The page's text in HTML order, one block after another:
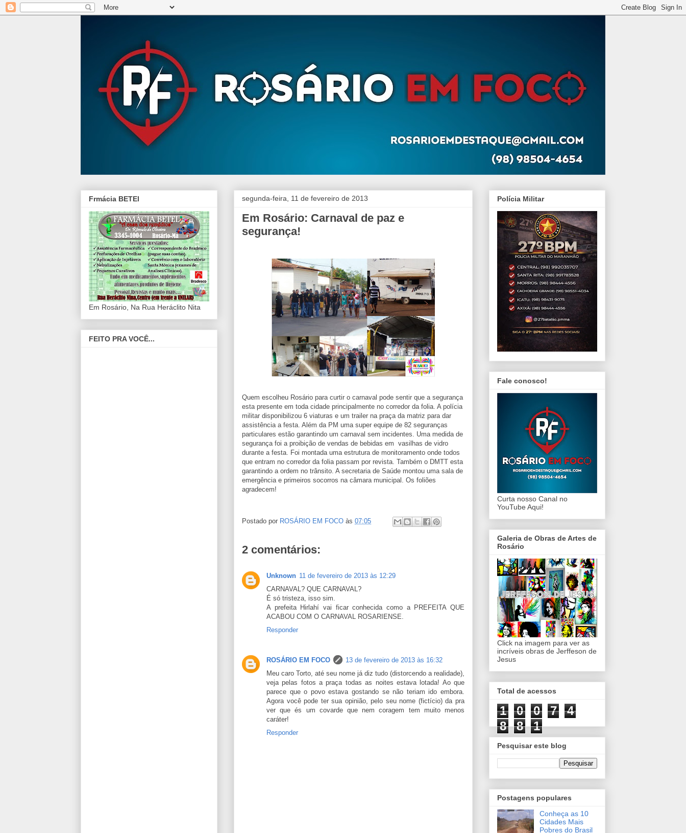
segunda-feira, 11 de fevereiro de 2013
Em Rosário: Carnaval de paz e
segurança!
Quem escolheu Rosário para curtir o carnaval pode sentir que a segurança
esta presente em toda cidade principalmente no corredor da folia. A polícia
militar disponibilizou 6 viaturas e um trailer na praça da matriz para dar
assistência a festa. Além da PM uma super equipe de 82 seguranças
particulares estão garantindo um carnaval sem incidentes. Uma medida de
segurança foi a proibição de vendas de bebidas em vasilhas de vidro
durante a festa. Foi montada uma estrutura de monitoramento onde todos
que entram no corredor da folia passam por revista. Também o DMTT esta
garantindo a ordem no trânsito. A secretaria de Saúde montou uma sala de
emergência e primeiros socorros na câmara municipal. Os foliões
agradecem!
Postado por ROSÁRIO EM FOCO às 07:05
2 comentários:
Unknown 11 de fevereiro de 2013 às 12:29
CARNAVAL? QUE CARNAVAL?
É só tristeza, isso sim.
A prefeita Hirlahí vai ficar conhecida como a PREFEITA QUE
ACABOU COM O CARNAVAL ROSARIENSE.
Responder
ROSÁRIO EM FOCO
13 de fevereiro de 2013 às 16:32
Meu caro Torto, até seu nome já diz tudo (distorcendo a realidade),
veja pelas fotos a praça todas as noites estava lotada! Ao que
parece que o povo estava gostando se não teriam ido embora.
Agora você pode ter sua opinião, pelo seu nome (fictício) da pra
ver que és um covarde que nem coragem tem muito menos
caráter!
Responder
Frmácia BETEl
Em Rosário, Na Rua Heráclito Nita
FEITO PRA VOCÊ...
Polícia Militar
Fale conosco!
Curta nosso Canal no
YouTube Aqui!
Galeria de Obras de Artes de
Rosário
Click na imagem para ver as
incríveis obras de Jerffeson de
Jesus
Total de acessos
1 0 0 7
4
8
8 1
Pesquisar este blog
Postagens populares
Conheça as 10
Cidades Mais
Pobres do Brasil